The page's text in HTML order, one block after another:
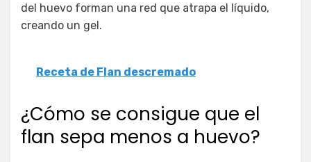
del huevo forman una red que atrapa el líquido,
creando un gel.
Receta de Flan descremado
¿Cómo se consigue que el
flan sepa menos a huevo?